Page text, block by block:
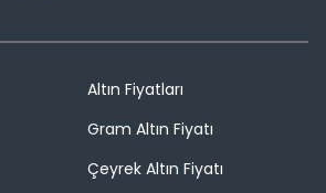
Altın Fiyatları
Gram Altın Fiyatı
Çeyrek Altın Fiyatı